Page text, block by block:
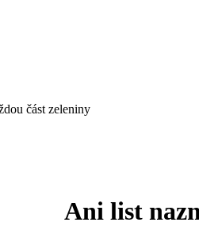
část zeleniny
Ani list